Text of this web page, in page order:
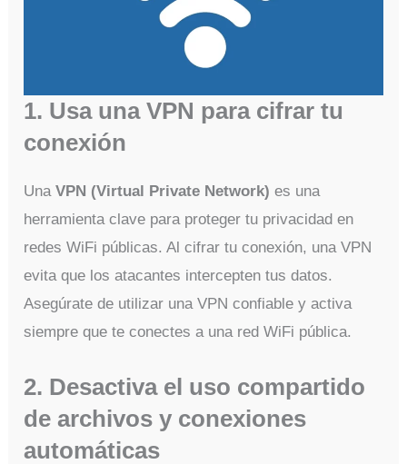
1. Usa una VPN para cifrar tu
conexión
UnaVPN (Virtual Private Network) es una
herramienta clave para proteger tu privacidad en
redes WiFi públicas. Al cifrar tu conexión, una VPN
evita que los atacantes intercepten tus datos.
Asegúrate de utilizar una VPN confiable y activa
siempre que te conectes a una red WiFi pública.
2. Desactiva el uso compartido
de archivos y conexiones
automáticas